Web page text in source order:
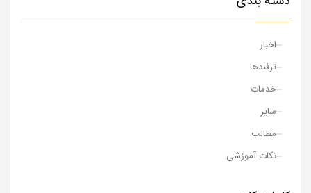
اخبار
ترفندها
خدمات
سایر
مطالب
نکات آموزشی